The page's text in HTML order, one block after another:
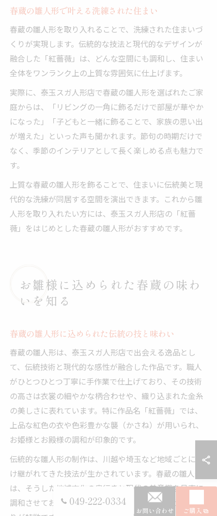
春蔵の雛人形で叶える洗練された住まい
春蔵の雛人形を取り入れることで、洗練された住まいづ
くりが実現します。伝統的な技法と現代的なデザインが
融合した「紅薔薇」は、どんな空間にも調和し、住まい
全体をワンランク上の上質な雰囲気に仕上げます。
実際に、泰玉スガ人形店で春蔵の雛人形を選ばれたご家
庭からは、「リビングの一角に飾るだけで部屋が華やか
になった」「子どもと一緒に飾ることで、家族の思い出
が増えた」といった声も聞かれます。節句の時期だけで
なく、季節のインテリアとして長く楽しめる点も魅力で
す。
上質な春蔵の雛人形を飾ることで、住まいに伝統美と現
代的な洗練が同居する空間を演出できます。これから雛
人形を取り入れたい方には、泰玉スガ人形店の「紅薔
薇」をはじめとした春蔵の雛人形がおすすめです。
お雛様に込められた春蔵の味わ
いを知る
春蔵の雛人形に込められた伝統の技と味わい
春蔵の雛人形は、泰玉スガ人形店で出会える逸品とし
て、伝統技術と現代的な感性が融合した作品です。職人
がひとつひとつ丁寧に手作業で仕上げており、その技術
の高さは衣裳の細やかな柄合わせや、織り込まれた金糸
の美しさに表れています。特に作品名「紅薔薇」では、
上品な紅色の衣や色彩豊かな襲（かさね）が用いられ、
お姫様とお殿様の調和が印象的です。
伝統的な雛人形の制作は、川越や埼玉など地域ごとに受
け継がれてきた技法が生かされています。春蔵の雛人形
は、そうした地域文化の奥行きと現代の美意識を見事に
調和させており、屏風や小道具までこだわり抜かれた作
049-222-0334
お問い合わせ ご購入